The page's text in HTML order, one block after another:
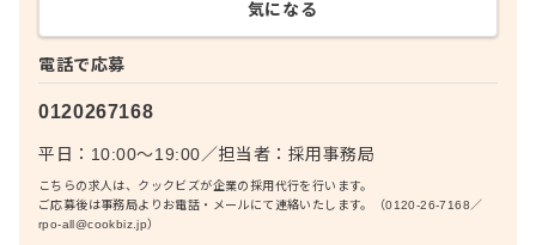
電話で応募
0120267168
平日：10:00〜19:00／担当者： 採用事務局
こちらの求人は、クックビズが企業の採用代行を行います。
ご応募後は事務局よりお電話・メールにて連絡いたします。（0120-26-7168／
rpo-all@cookbiz.jp）
気になる